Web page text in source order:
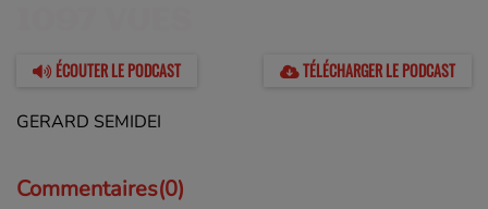
ÉCOUTER LE PODCAST TÉLÉCHARGER LE PODCAST
GERARD SEMIDEI
Commentaires(0)